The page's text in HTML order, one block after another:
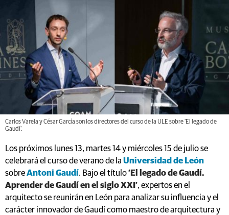
Carlos Varela y César García son los directores del curso de la ULE sobre 'El legado de
Gaudí'.
Los próximos lunes 13, martes 14 y miércoles 15 de julio se
celebrará el curso de verano de la Universidad de León
sobreAntoni Gaudí. Bajo el título‘El legado de Gaudí.
Aprender de Gaudí en el siglo XXI’, expertos en el
arquitecto se reunirán en León para analizar su influencia y el
carácter innovador de Gaudí como maestro de arquitectura y